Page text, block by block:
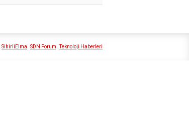
SihirliElma SDN Forum Teknoloji Haberleri